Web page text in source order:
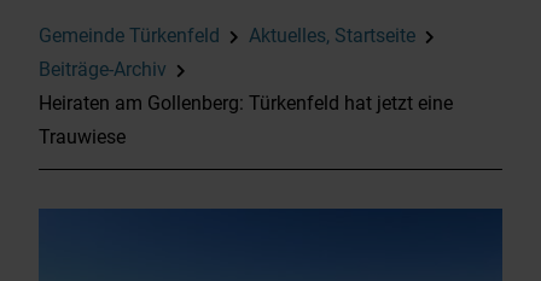
Gemeinde Türkenfeld
Aktuelles, Startseite
Beiträge-Archiv
Heiraten am Gollenberg: Türkenfeld hat jetzt eine
Trauwiese